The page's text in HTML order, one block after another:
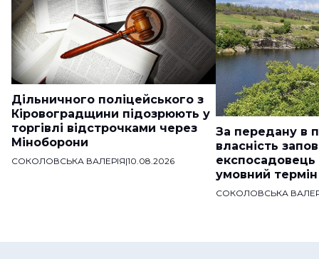
Дільничного поліцейського з
Кіровоградщини підозрюють у
торгівлі відстрочками через
Міноборони
СОКОЛОВСЬКА ВАЛЕРІЯ|10.08.2026
За передану в
власність
умовний термін
СОКОЛОВСЬКА